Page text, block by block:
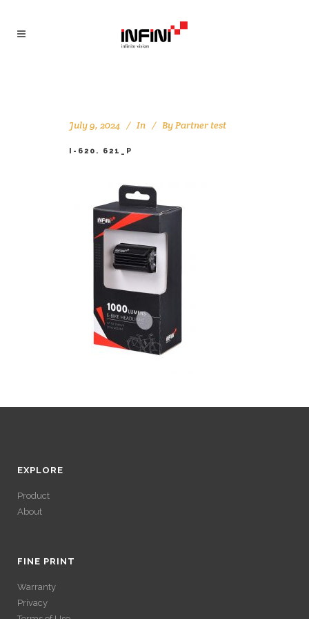
July 9, 2024 In ByPartner test
I-620. 621_P
EXPLORE
Product
About
GAINS SANS
VÉRIFICATION
FINE PRINT
Warranty
Privacy